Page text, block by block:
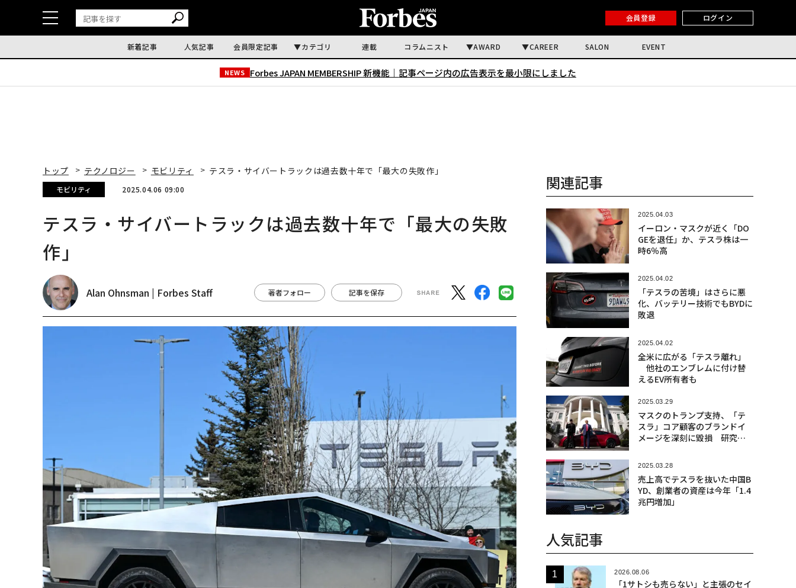
会員登録 ログイン
新着記事 人気記事 会員限定記事 カテゴリ 連載 コラムニスト AWARD CAREER SALON EVENT
NEWS Forbes JAPAN MEMBERSHIP 新機能｜ 記事ページ内の広告表示を最小限にしました
トップ テクノロジー モビリティ テスラ・サイバートラックは過去数十年で「最大の失敗作」
モビリティ 2025.04.06 09:00
テスラ・サイバートラックは過去数十年で「最大の失敗
作」
Alan Ohnsman | Forbes Staff 著者フォロー 記事を保存
関連記事
2025.04.03
イーロン・マスクが近く「DO
GEを退任」か、テスラ株は一
時6％高
2025.04.02
「テスラの苦境」はさらに悪
化、バッテリー技術でもBYDに
敗退
2025.04.02
全米に広がる「テスラ離れ」
他社のエンブレムに付け替
えるEV所有者も
2025.03.29
マスクのトランプ支持、「テ
スラ」コア顧客のブランドイ
メージを深刻に毀損 研究結
2025.03.28
売上高でテスラを抜いた中国B
YD、創業者の資産は今年「1.4
兆円増加」
人気記事
2026.08.06
「1サトシも売らない」と主張のセイ